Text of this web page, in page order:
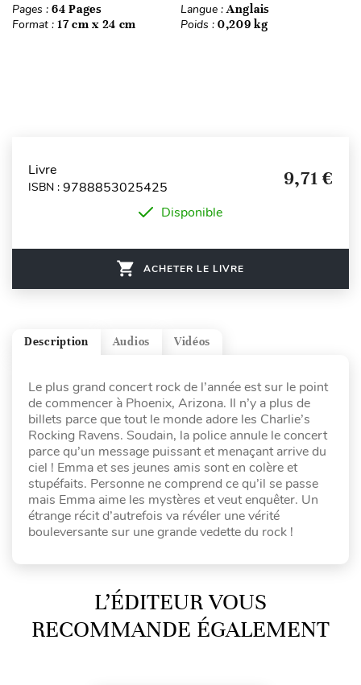
Pages : 64 Pages Langue :Anglais
Format : 17 cm x 24 cm Poids : 0,209 kg
Livre
ISBN : 9788853025425 9,71 €
Disponible
ACHETER LE LIVRE
Vidéos
Audios
Description
Le plus grand concert rock de l’année est sur le point
de commencer à Phoenix, Arizona. Il n’y a plus de
billets parce que tout le monde adore les Charlie’s
Rocking Ravens. Soudain, la police annule le concert
parce qu’un message puissant et menaçant arrive du
ciel ! Emma et ses jeunes amis sont en colère et
stupéfaits. Personne ne comprend ce qu’il se passe
mais Emma aime les mystères et veut enquêter. Un
étrange récit d’autrefois va révéler une vérité
bouleversante sur une grande vedette du rock !
L’ÉDITEUR VOUS
RECOMMANDE ÉGALEMENT